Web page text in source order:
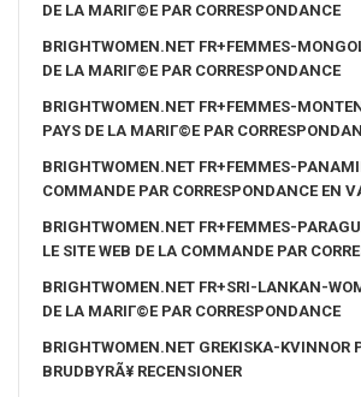
DE LA MARIГ©E PAR CORRESPONDANCE
BRIGHTWOMEN.NET FR+FEMMES-
DE LA MARIГ©E PAR CORRESPONDANCE
BRIGHTWOMEN.NET FR+FEMMES-
PAYS DE LA MARIГ©E PAR
BRIGHTWOMEN.NET FR+FEMMES-
COMMANDE PAR CORRESPONDANCE EN
BRIGHTWOMEN.NET FR+FEMMES-
LE SITE WEB DE LA COMMANDE PAR
BRIGHTWOMEN.NET FR+SRI-LANKAN-
DE LA MARIГ©E PAR CORRESPONDANCE
BRIGHTWOMEN.NET GREKISKA-KVINNOR
BRUDBYRÃ¥ RECENSIONER